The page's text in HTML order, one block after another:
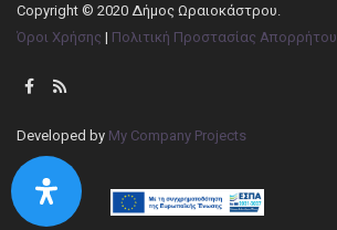
Copyright © 2020 Δήμος Ωραιοκάστρου.
Όροι Χρήσης | Πολιτική Προστασίας Απορρήτου
Developed by My Company Projects